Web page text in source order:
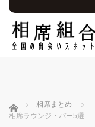
ホーム 相席まとめ
相席ラウンジ・バー5選